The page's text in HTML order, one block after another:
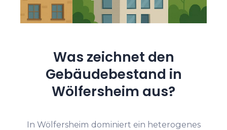
Was zeichnet den
Gebäudebestand in
Wölfersheim aus?
In Wölfersheim dominiert ein heterogenes